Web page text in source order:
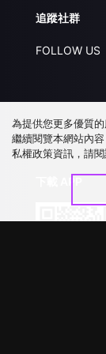
追蹤社群
FOLLOW US
為提供您更多優質
繼續閱覽本網站內
私權政策資訊，請